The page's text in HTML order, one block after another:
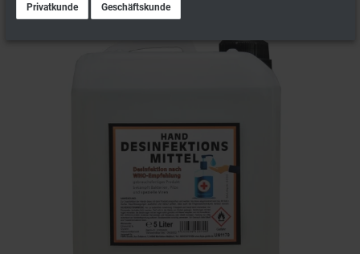
Privatkunde Geschäftskunde